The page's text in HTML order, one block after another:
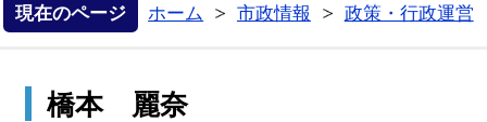
現在のページ ホーム
市政情報
政策・行政運営
橋本 麗奈